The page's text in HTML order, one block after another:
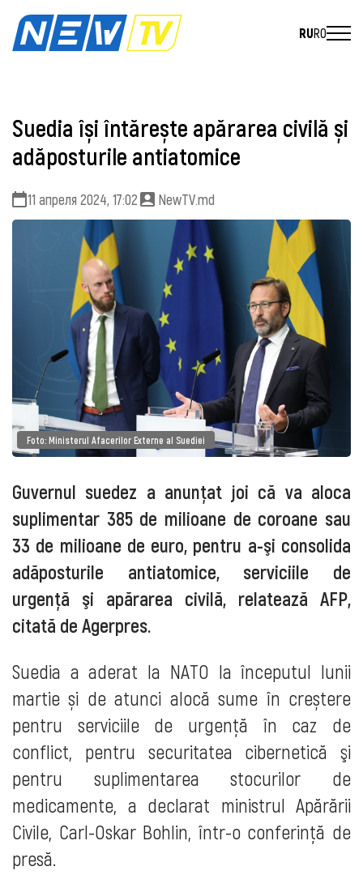
RURO
Suedia își întărește apărarea civilă și
adăposturile antiatomice
11 апреля 2024, 17:02 NewTV.md
Foto: Ministerul Afacerilor Externe al Suediei
Guvernul suedez a anunțat joi că va aloca
suplimentar 385 de milioane de coroane sau
33 de milioane de euro, pentru a-şi consolida
adăposturile antiatomice, serviciile de
urgență şi apărarea civilă, relatează AFP,
citată de Agerpres.
Suedia a aderat la NATO la începutul lunii
martie și de atunci alocă sume în creștere
pentru serviciile de urgență în caz de
conflict, pentru securitatea cibernetică şi
pentru suplimentarea stocurilor de
medicamente, a declarat ministrul Apărării
Civile, Carl-Oskar Bohlin, într-o conferință de
presă.